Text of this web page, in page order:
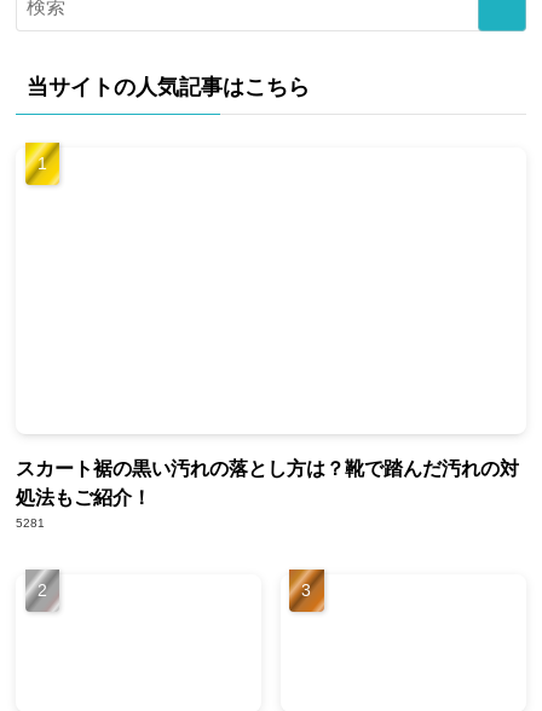
当サイトの人気記事はこちら
スカート裾の黒い汚れの落とし方は？靴で踏んだ汚れの対
処法もご紹介！
5281